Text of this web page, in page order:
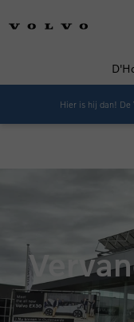
Hier is hij dan! De